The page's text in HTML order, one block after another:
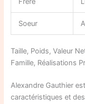
Soeur
Taille, Poids, Valeur
Famille, Réalisations
Alexandre Gauthier
caractéristiques et